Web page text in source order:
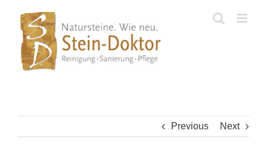
content
Previous Next